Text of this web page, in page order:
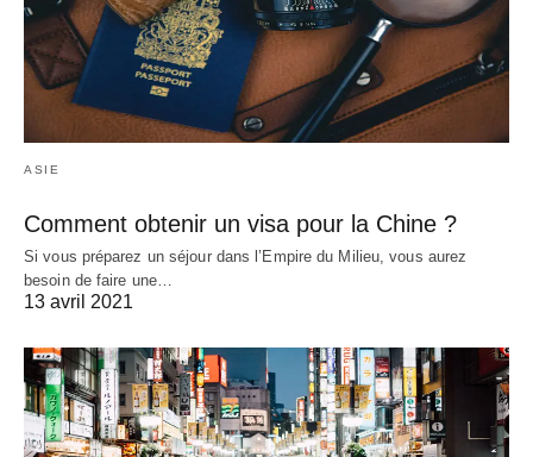
ASIE
Comment obtenir un visa pour la Chine ?
Si vous préparez un séjour dans l’Empire du Milieu, vous aurez
besoin de faire une…
13 avril 2021